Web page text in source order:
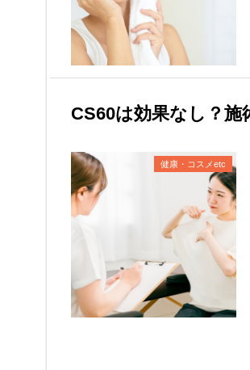
CS60は効果なし？
健康・コスメetc